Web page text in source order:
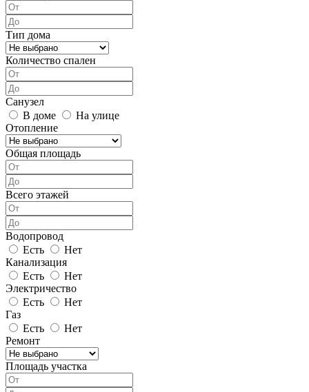
Тип дома
Количество спален
Санузел
В доме
На улице
Отопление
Общая площадь
Всего этажей
Водопровод
Есть
Нет
Канализация
Есть
Нет
Электричество
Есть
Нет
Газ
Есть
Нет
Ремонт
Площадь участка